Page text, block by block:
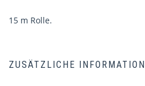
15 m Rolle.
ZUSÄTZLICHE INFORMATION